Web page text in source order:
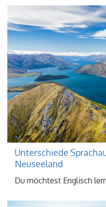
Unterschiede
Neuseeland
Du möchtest Englisch